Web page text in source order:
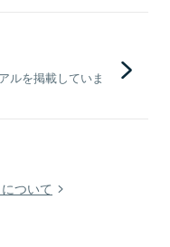
ルを掲載していま
ついて